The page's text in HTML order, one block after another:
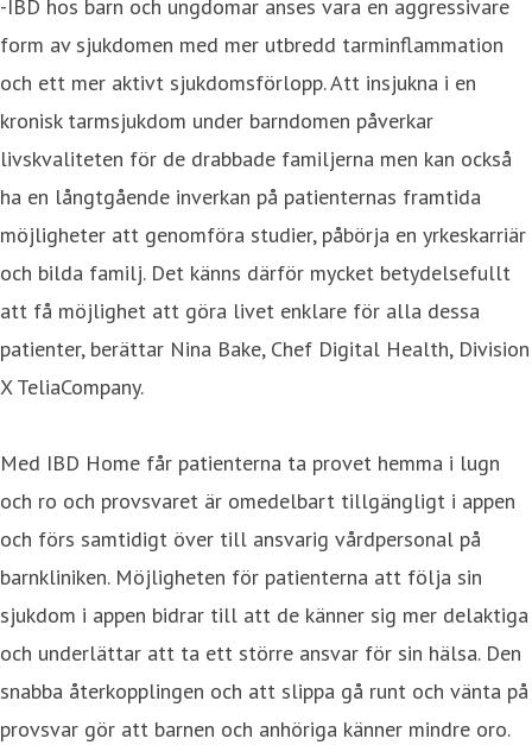
-IBD hos barn och ungdomar anses vara en aggressivare
form av sjukdomen med mer utbredd tarminflammation
och ett mer aktivt sjukdomsförlopp. Att insjukna i en
kronisk tarmsjukdom under barndomen påverkar
livskvaliteten för de drabbade familjerna men kan också
ha en långtgående inverkan på patienternas framtida
möjligheter att genomföra studier, påbörja en yrkeskarriär
och bilda familj. Det känns därför mycket betydelsefullt
att få möjlighet att göra livet enklare för alla dessa
patienter, berättar Nina Bake, Chef Digital Health, Division
X TeliaCompany.
Med IBD Home får patienterna ta provet hemma i lugn
och ro och provsvaret är omedelbart tillgängligt i appen
och förs samtidigt över till ansvarig vårdpersonal på
barnkliniken. Möjligheten för patienterna att följa sin
sjukdom i appen bidrar till att de känner sig mer delaktiga
och underlättar att ta ett större ansvar för sin hälsa. Den
snabba återkopplingen och att slippa gå runt och vänta på
provsvar gör att barnen och anhöriga känner mindre oro.